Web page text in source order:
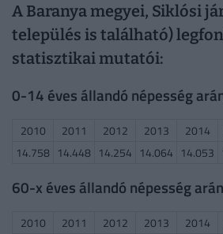
A Baranya megyei, Siklósi
település is található)
statisztikai mutatói:
0-14 éves állandó népesség
2010 2011 2012 2013 2014
14.758 14.448 14.254 14.064 14.053
60-x éves állandó népesség
2010 2011 2012 2013 2014